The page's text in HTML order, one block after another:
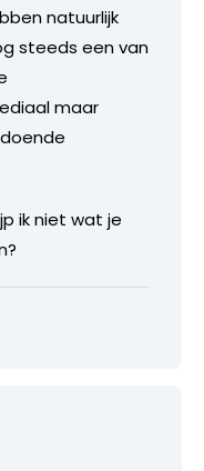
natuurlijk
steeds een van
maar
ik niet wat je